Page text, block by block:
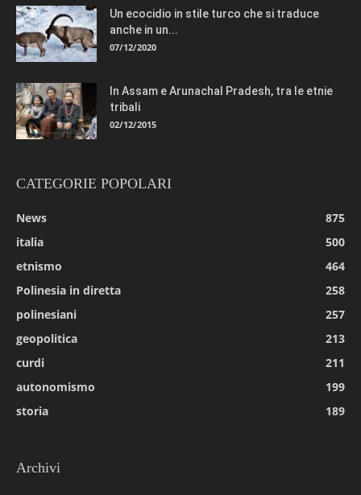
Un ecocidio in stile turco che si traduce
anche in un...
07/12/2020
In Assam e Arunachal Pradesh, tra le etnie
tribali
02/12/2015
CATEGORIE POPOLARI
News
875
italia
500
etnismo
464
Polinesia in diretta
258
polinesiani
257
geopolitica
213
curdi
211
autonomismo
199
storia
189
Archivi